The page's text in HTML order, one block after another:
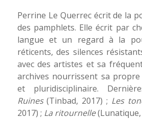
Perrine Le Querrec écrit de la
des pamphlets. Elle écrit par
langue et un regard à la
réticents, des silences
avec des artistes et sa
archives nourrissent sa
et pluridisciplinaire.
Ruines(Tinbad, 2017) ; Les
2017) ; La ritournelle(Lunatique,